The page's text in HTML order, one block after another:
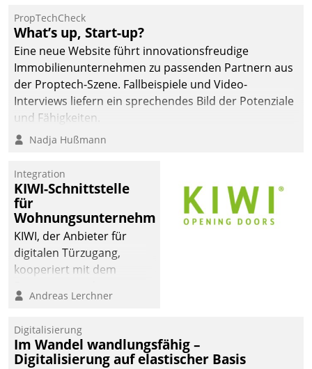
Quartier. Dazwischen
zeigte Datatrain, was es
Neues zu bieten hat.
PropTechCheck
What’s up, Start-up?
Eine neue Website führt innovationsfreudige
Immobilienunternehmen zu passenden Partnern aus
der Proptech-Szene. Fallbeispiele und Video-
Interviews liefern ein sprechendes Bild der Potenziale
und Fähigkeiten.
Nadja Hußmann
Integration
KIWI-Schnittstelle
für
Wohnungsunternehmen
KIWI, der Anbieter für
digitalen Türzugang,
kooperiert mit dem
Softwareentwicklungshaus
Andreas Lerchner
Digitalisierung
Im Wandel wandlungsfähig –
Digitalisierung auf elastischer Basis